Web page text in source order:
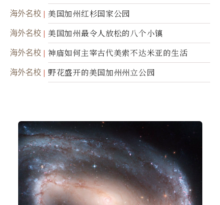
腐身
海外名校 美国加州红杉国家公园
海外名校 美国加州最令人放松的八个小镇
海外名校 神庙如何主宰古代美索不达米亚的生活
海外名校 野花盛开的美国加州州立公园